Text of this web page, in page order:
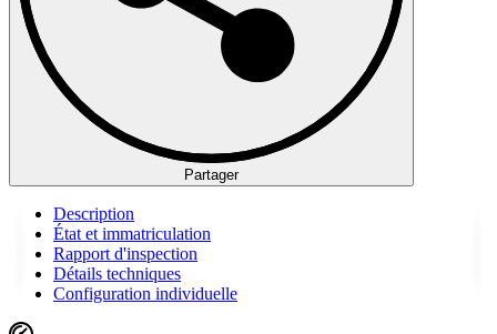
Partager
Description
État et immatriculation
Rapport d'inspection
Détails techniques
Configuration individuelle